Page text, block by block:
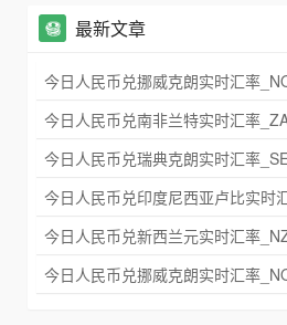
最新文章